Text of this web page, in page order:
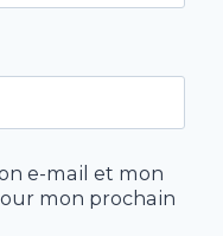
e-mail et mon
mon prochain